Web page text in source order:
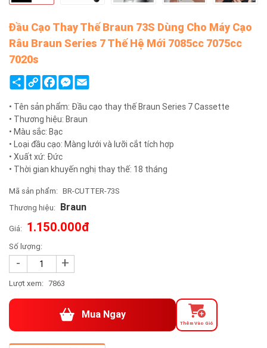
Đầu Cạo Thay Thế Braun 73S Dùng Cho Máy Cạo
Râu Braun Series 7 Thế Hệ Mới 7085cc 7075cc
7020s
ShareCopy
Link
FacebookMessenger
Email
• Tên sản phẩm: Đầu cạo thay thế Braun Series 7 Cassette
• Thương hiệu: Braun
• Màu sắc: Bạc
• Loại đầu cạo: Màng lưới và lưỡi cắt tích hợp
• Xuất xứ: Đức
• Thời gian khuyến nghị thay thế: 18 tháng
Mã sản phẩm: BR-CUTTER-73S
Thương hiệu: Braun
Giá: 1.150.000đ
Số lượng:
- +
Lượt xem: 7863
Mua Ngay
Thêm Vào Giỏ